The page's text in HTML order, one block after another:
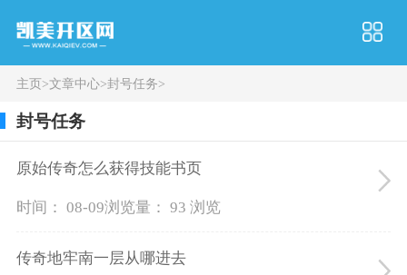
主页>文章中心>封号任务>
封号任务
原始传奇怎么获得技能书页
时间： 08-09浏览量： 93 浏览
传奇地牢南一层从哪进去